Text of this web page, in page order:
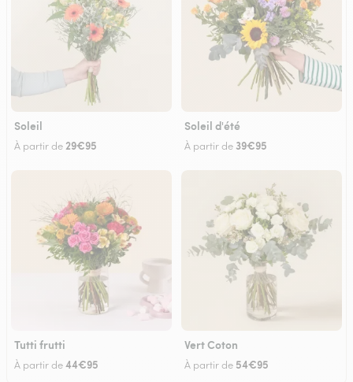
Soleil
À partir de 29€95
Soleil d'été
À partir de 39€95
Tutti frutti
À partir de44€95
Vert Coton
À partir de 54€95